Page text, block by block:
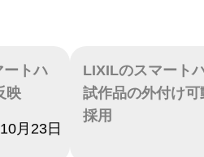
ートハ
映
月23日
LIXILのスマート
試作品の外付け
採用